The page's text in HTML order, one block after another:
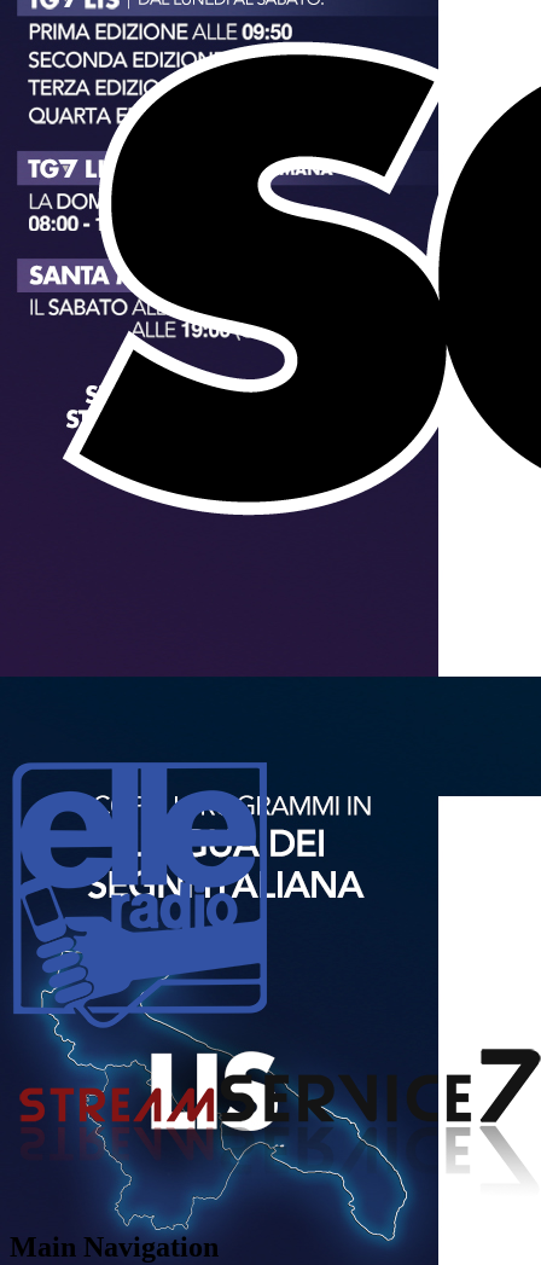
Main Navigation